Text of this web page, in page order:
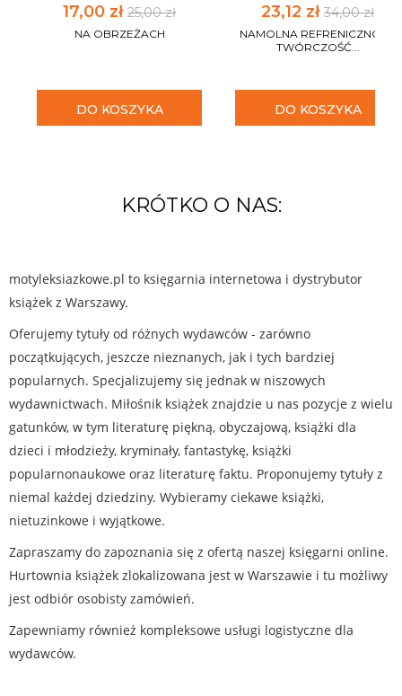
17,00 zł 25,00 zł
NA OBRZEŻACH
DO KOSZYKA
23,12 zł 34,00 zł
NAMOLNA REFRENICZNOŚĆ
TWÓRCZOŚĆ...
DO KOSZYKA
KRÓTKO O NAS:
motyleksiazkowe.pl to księgarnia internetowa i dystrybutor
książek z Warszawy.
Oferujemy tytuły od różnych wydawców - zarówno
początkujących, jeszcze nieznanych, jak i tych bardziej
popularnych. Specjalizujemy się jednak w niszowych
wydawnictwach. Miłośnik książek znajdzie u nas pozycje z wielu
gatunków, w tym literaturę piękną, obyczajową, książki dla
dzieci i młodzieży, kryminały, fantastykę, książki
popularnonaukowe oraz literaturę faktu. Proponujemy tytuły z
niemal każdej dziedziny. Wybieramy ciekawe książki,
nietuzinkowe i wyjątkowe.
Zapraszamy do zapoznania się z ofertą naszej księgarni online.
Hurtownia książek zlokalizowana jest w Warszawie i tu możliwy
jest odbiór osobisty zamówień.
Zapewniamy również kompleksowe usługi logistyczne dla
wydawców.